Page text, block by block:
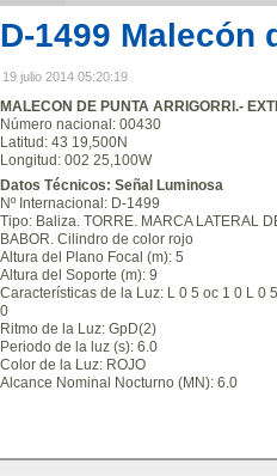
D-1499 Malecón
19 julio 2014 05:20:19
MALECON DE PUNTA ARRIGORRI.-
Número nacional: 00430
Latitud: 43 19,500N
Longitud: 002 25,100W
Datos Técnicos: Señal Luminosa
Nº Internacional: D-1499
Tipo: Baliza. TORRE. MARCA LATERAL
BABOR. Cilindro de color rojo
Altura del Plano Focal (m): 5
Altura del Soporte (m): 9
Características de la Luz: L 0 5 oc 1 0 L 0
0
Ritmo de la Luz: GpD(2)
Periodo de la luz (s): 6.0
Color de la Luz: ROJO
Alcance Nominal Nocturno (MN): 6.0